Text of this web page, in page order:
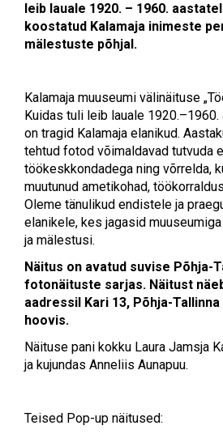
leib lauale 1920. – 1960.
koostatud Kalamaja inimeste
mälestuste põhjal.
Kalamaja muuseumi välinäituse
Kuidas tuli leib lauale
on tragid Kalamaja elanikud.
tehtud fotod võimaldavad tutvuda
töökeskkondadega ning võrrelda,
muutunud ametikohad,
Oleme tänulikud endistele ja
elanikele, kes jagasid
ja mälestusi.
Näitus on avatud suvise Põhja-
fotonäituste sarjas. Näitust
aadressil Kari 13, Põhja-
hoovis.
Näituse pani kokku Laura Jamsja
ja kujundas Anneliis Aunapuu.
Teised Pop-up näitused: